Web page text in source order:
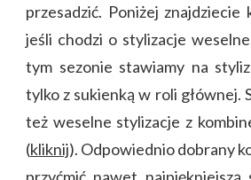
przesadzić. Poniżej znajdziecie
jeśli chodzi o stylizacje
tym sezonie stawiamy na
tylko z sukienką w roli głównej.
też weselne stylizacje z
(kliknij). Odpowiednio dobrany
przyćmić nawet najpiękniejszą